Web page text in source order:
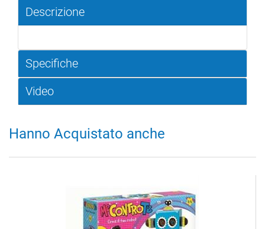
Descrizione
Specifiche
Video
Hanno Acquistato anche